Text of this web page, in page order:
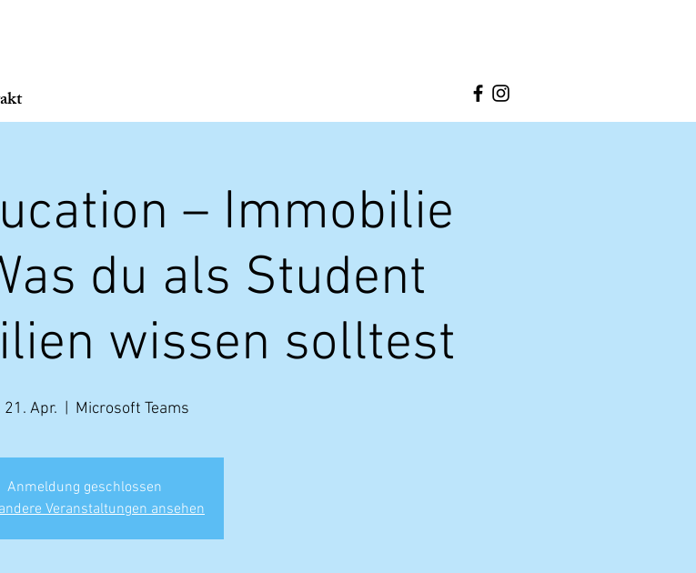
– Immobilie
du als Student
wissen solltest
21. Apr. Microsoft Teams
Anmeldung geschlossen
Veranstaltungen ansehen